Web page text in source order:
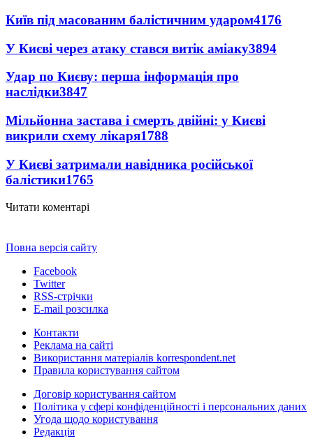
Київ під масованим балістичним ударом4176
У Києві через атаку стався витік аміаку3894
Удар по Києву: перша інформація про
наслідки3847
Мільйонна застава і смерть двійні: у Києві
викрили схему лікаря1788
У Києві затримали навідника російської
балістики1765
Читати коментарі
Повна версія сайту
Facebook
Twitter
RSS-стрічки
E-mail розсилка
Контакти
Реклама на сайті
Використання матеріалів korrespondent.net
Правила користування сайтом
Договір користування сайтом
Політика у сфері конфіденційності і персональних даних
Угода щодо користування
Редакція